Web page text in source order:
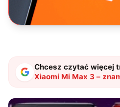
Chcesz czytać więcej
Xiaomi Mi Max 3 –
techniczne"?